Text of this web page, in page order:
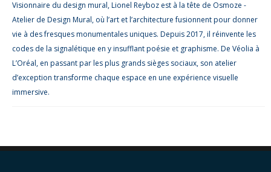
Visionnaire du design mural, Lionel Reyboz est à la tête de Osmoze -
Atelier de Design Mural, où l’art et l’architecture fusionnent pour donner
vie à des fresques monumentales uniques. Depuis 2017, il réinvente les
codes de la signalétique en y insufflant poésie et graphisme. De Véolia à
L’Oréal, en passant par les plus grands sièges sociaux, son atelier
d’exception transforme chaque espace en une expérience visuelle
immersive.